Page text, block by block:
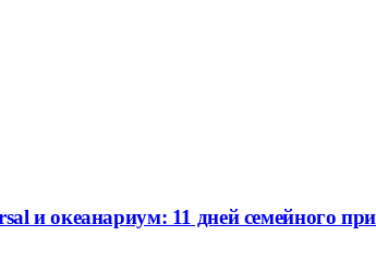
и океанариум: 11 дней семейного